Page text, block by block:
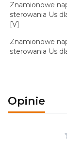
Znamionowe
sterowania Us
[V]
Znamionowe
sterowania Us
Opinie